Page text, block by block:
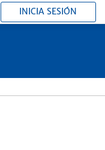
INICIA SESIÓN